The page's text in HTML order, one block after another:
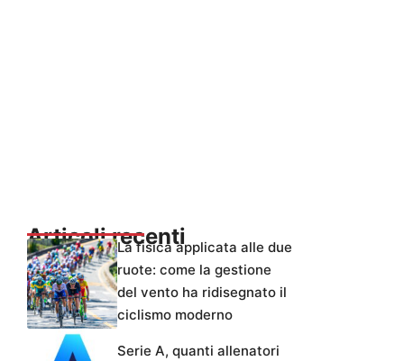
Articoli recentiLa fisica applicata alle due
ruote: come la gestione
del vento ha ridisegnato il
ciclismo moderno
Serie A, quanti allenatori